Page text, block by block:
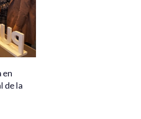
en
de la